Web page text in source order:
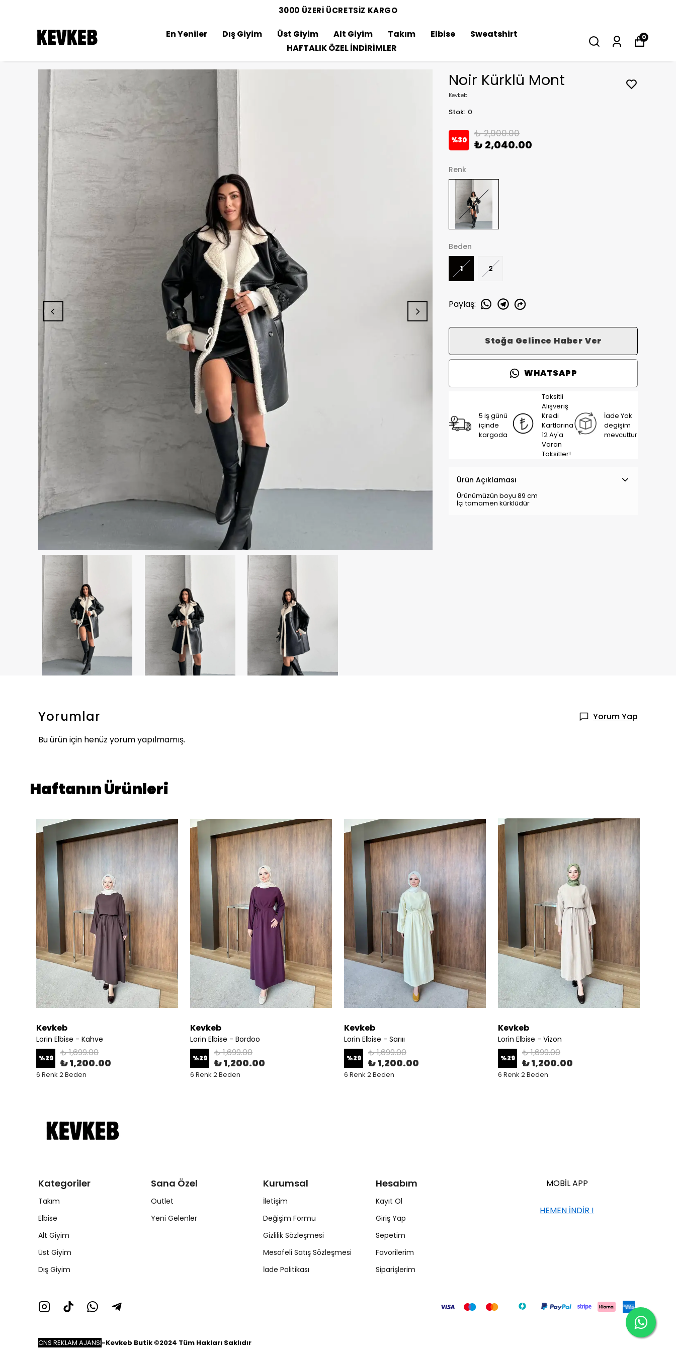
3000 ÜZERİ ÜCRETSİZ KARGO
En Yeniler Dış Giyim Üst Giyim Alt Giyim Takım Elbise
Sweatshirt
HAFTALIK ÖZEL İNDİRİMLER
0
Noir Kürklü Mont
Kevkeb
Stok: 0
%30
₺ 2,900.00
₺ 2,040.00
Renk
Beden
1 2
Paylaş:
Stoğa Gelince Haber Ver
WHATSAPP
5 iş günü
içinde
kargoda
Taksitli
Alışveriş
Kredi
Kartlarına
12 Ay'a
Varan
Taksitler!
İade Yok
degişim
mevcuttur
Ürün Açıklaması
Ürünümüzün boyu 89 cm
İçi tamamen kürklüdür
Yorumlar
Yorum Yap
Bu ürün için henüz yorum yapılmamış.
Haftanın Ürünleri
Kevkeb
Lorin Elbise - Kahve
%29 ₺ 1,699.00
₺ 1,200.00
6 Renk 2 Beden
Kevkeb
Lorin Elbise - Bordoo
%29 ₺ 1,699.00
₺ 1,200.00
6 Renk 2 Beden
Kevkeb
Lorin Elbise - Sarııı
%29 ₺ 1,699.00
₺ 1,200.00
6 Renk 2 Beden
Kevkeb
Lorin Elbise - Vizon
%29 ₺ 1,699.00
₺ 1,200.00
6 Renk 2 Beden
Kategoriler
Takım
Elbise
Alt Giyim
Üst Giyim
Dış Giyim
Sana Özel
Outlet
Yeni Gelenler
Kurumsal
İletişim
Değişim Formu
Gizlilik Sözleşmesi
Mesafeli Satış Sözleşmesi
İade Politikası
Hesabım
Kayıt Ol
Giriş Yap
Sepetim
Favorilerim
Siparişlerim
MOBİL APP
HEMEN İNDİR !
CNS REKLAM AJANSI-Kevkeb Butik ©2024 Tüm Hakları Saklıdır